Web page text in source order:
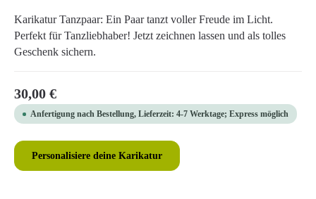
Karikatur Tanzpaar: Ein Paar tanzt voller Freude im Licht.
Perfekt für Tanzliebhaber! Jetzt zeichnen lassen und als tolles
Geschenk sichern.
Regulärer Preis:
30,00 €
Anfertigung nach Bestellung, Lieferzeit: 4-7 Werktage; Express möglich
Personalisiere deine Karikatur